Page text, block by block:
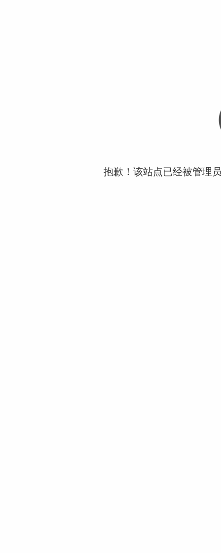
抱歉！该站点已经被管理